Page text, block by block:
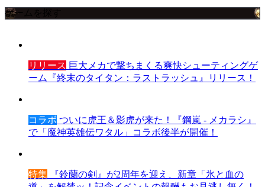
ゲームを探す
リリース 巨大メカで撃ちまくる爽快シューティングゲ
ーム『終末のタイタン：ラストラッシュ』リリース！
コラボ ついに虎王＆影虎が来た！『鋼嵐 - メカラシ』
で「魔神英雄伝ワタル」コラボ後半が開催！
特集 『鈴蘭の剣』が2周年を迎え、新章「氷と血の